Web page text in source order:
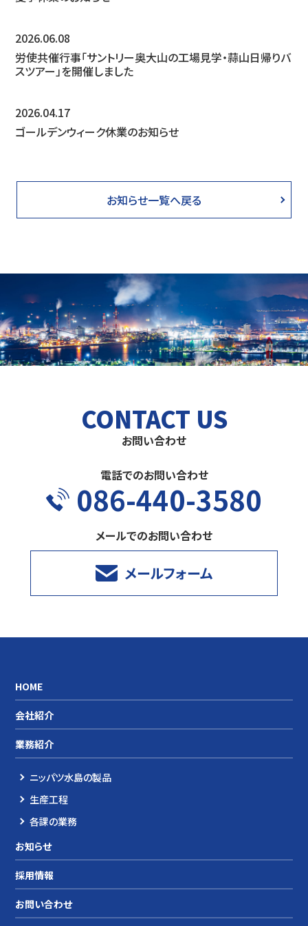
2026.06.08
労使共催行事「サントリー奥大山の工場見学・蒜山日帰りバ
スツアー」を開催しました
2026.04.17
ゴールデンウィーク休業のお知らせ
お知らせ一覧へ戻る
CONTACT US
お問い合わせ
電話でのお問い合わせ
086-440-3580
メールでのお問い合わせ
メールフォーム
HOME
会社紹介
業務紹介
ニッパツ水島の製品
生産工程
各課の業務
お知らせ
採用情報
お問い合わせ